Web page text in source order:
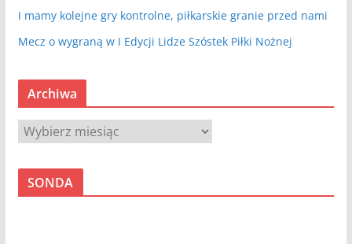
I mamy kolejne gry kontrolne, piłkarskie granie przed nami
Mecz o wygraną w I Edycji Lidze Szóstek Piłki Nożnej
Archiwa
A
r
c
SONDA